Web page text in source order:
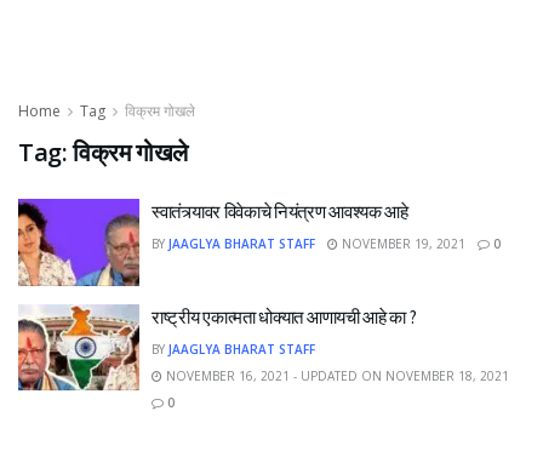
Home Tag विक्रम गोखले
Tag:विक्रम गोखले
स्वातंत्र्यावर विवेकाचे नियंत्रण आवश्यक आहे
BY JAAGLYA BHARAT STAFF NOVEMBER 19, 2021 0
राष्ट्रीय एकात्मता धोक्यात आणायची आहे का ?
BY JAAGLYA BHARAT STAFF
NOVEMBER 16, 2021 - UPDATED ON NOVEMBER 18, 2021
0